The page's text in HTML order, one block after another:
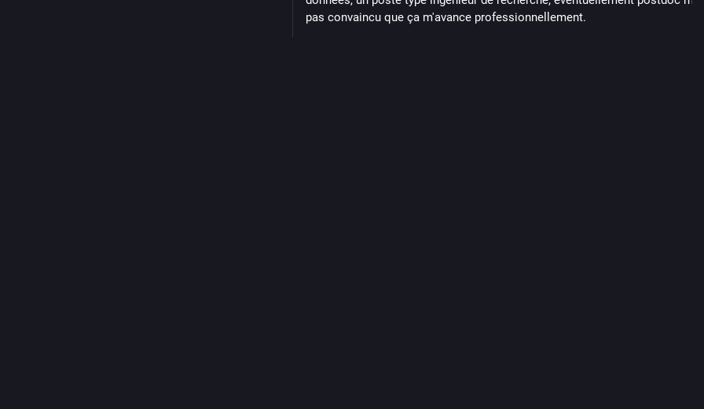
données, un poste type ingénieur de recherche, éventuellement postdoc
pas convaincu que ça m'avance professionnellement.